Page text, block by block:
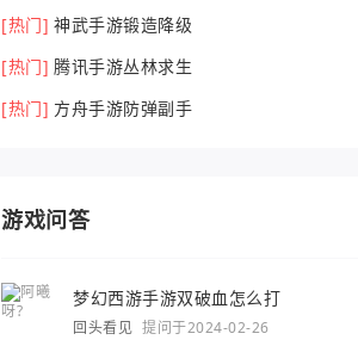
[热门] 神武手游锻造降级
[热门] 腾讯手游丛林求生
[热门] 方舟手游防弹副手
游戏问答
梦幻西游手游双破血怎么打
回头看见 提问于2024-02-26